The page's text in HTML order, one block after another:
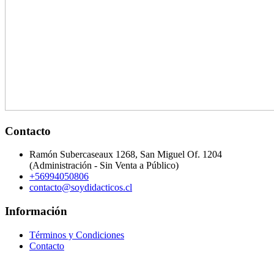
Contacto
Ramón Subercaseaux 1268, San Miguel Of. 1204
(Administración - Sin Venta a Público)
+56994050806
contacto@soydidacticos.cl
Información
Términos y Condiciones
Contacto